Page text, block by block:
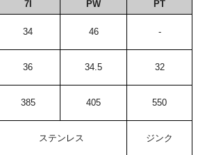
7I PW
PT
34 46 -
36 34.5 32
385 405 550
ステンレス ジンク